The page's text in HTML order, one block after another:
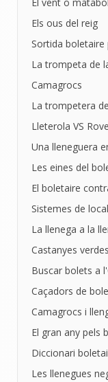
Els ous del reig
Sortida boletaire
La trompeta de
Camagrocs
La trompetera
Lleterola VS
Una lleneguera
Les eines del
El boletaire
Sistemes de
La llenega a la
Castanyes
Buscar bolets a
Caçadors de
Camagrocs i
El gran any pels
Diccionari
Les llenegues